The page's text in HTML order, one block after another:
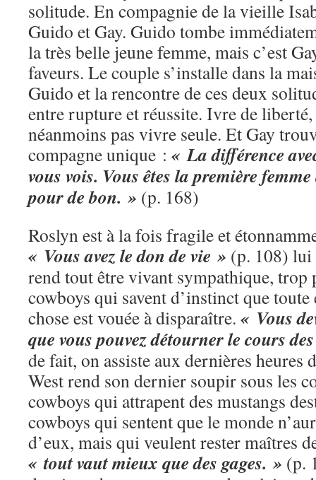
solitude. En compagnie de la vieille
Guido et Gay. Guido tombe
la très belle jeune femme, mais c’est
faveurs. Le couple s’installe dans la
Guido et la rencontre de ces deux
entre rupture et réussite. Ivre de
néanmoins pas vivre seule. Et Gay
compagne unique : « La différence
vous vois. Vous êtes la première
pour de bon. » (p. 168)
Roslyn est à la fois fragile et
« Vous avez le don de vie » (p. 108)
rend tout être vivant sympathique, trop
cowboys qui savent d’instinct que toute
chose est vouée à disparaître. « Vous
que vous pouvez détourner le cours
de fait, on assiste aux dernières heures
West rend son dernier soupir sous les
cowboys qui attrapent des mustangs
cowboys qui sentent que le monde
d’eux, mais qui veulent rester maîtres
« tout vaut mieux que des gages. » (p.